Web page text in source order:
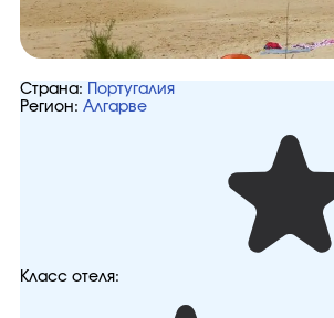
Страна:
Португалия
Регион: Алгарве
Класс отеля: